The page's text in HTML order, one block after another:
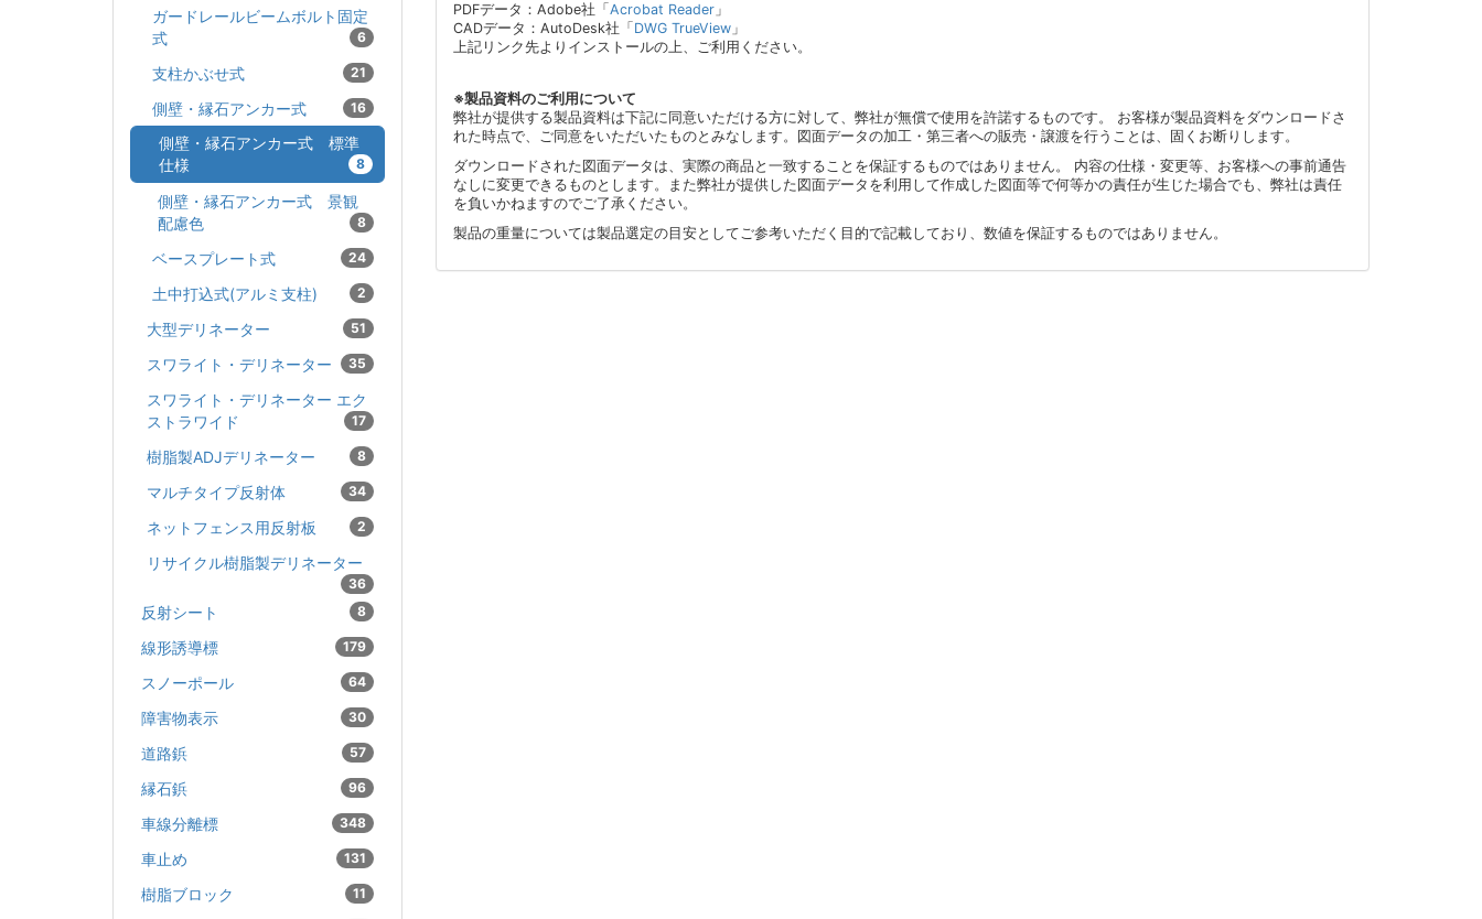
PDFデータ：Adobe社「 Acrobat Reader」
CADデータ：AutoDesk社「 DWG TrueView」
上記リンク先よりインストールの上、ご利用ください。
※製品資料のご利用について
弊社が提供する製品資料は下記に同意いただける方に対して、弊社が無償で使用を許諾するものです。 お客様が製品資料をダウンロードさ
れた時点で、ご同意をいただいたものとみなします。図面データの加工・第三者への販売・譲渡を行うことは、固くお断りします。
ダウンロードされた図面データは、実際の商品と一致することを保証するものではありません。 内容の仕様・変更等、お客様への事前通告
なしに変更できるものとします。また弊社が提供した図面データを利用して作成した図面等で何等かの責任が生じた場合でも、弊社は責任
を負いかねますのでご了承ください。
製品の重量については製品選定の目安としてご参考いただく目的で記載しており、数値を保証するものではありません。
ガードレールビームボルト固定
式
6
支柱かぶせ式 21
側壁・縁石アンカー式 16
側壁・縁石アンカー式 標準
仕様
8
側壁・縁石アンカー式 景観
配慮色
8
ベースプレート式 24
土中打込式(アルミ支柱) 2
大型デリネーター 51
スワライト・デリネーター 35
スワライト・デリネーター エク
ストラワイド
17
樹脂製ADJデリネーター 8
マルチタイプ反射体 34
ネットフェンス用反射板 2
リサイクル樹脂製デリネーター
36
反射シート 8
線形誘導標 179
スノーポール 64
障害物表示 30
道路鋲 57
縁石鋲 96
車線分離標 348
車止め 131
樹脂ブロック 11